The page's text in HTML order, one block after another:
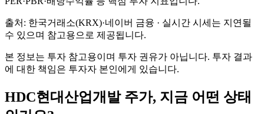
출처: 한국거래소(KRX)·네이버 금융 · 실시간 시세는 지연될
수 있으며 참고용으로 제공됩니다.
본 정보는 투자 참고용이며 투자 권유가 아닙니다. 투자 결과
에 대한 책임은 투자자 본인에게 있습니다.
HDC현대산업개발주가, 지금 어떤 상태